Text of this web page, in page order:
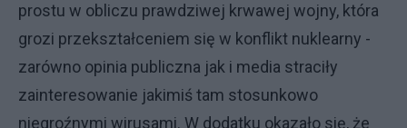
prostu w obliczu prawdziwej krwawej wojny, która
grozi przekształceniem się w konflikt nuklearny -
zarówno opinia publiczna jak i media straciły
zainteresowanie jakimiś tam stosunkowo
niegroźnymi wirusami. W dodatku okazało się, że